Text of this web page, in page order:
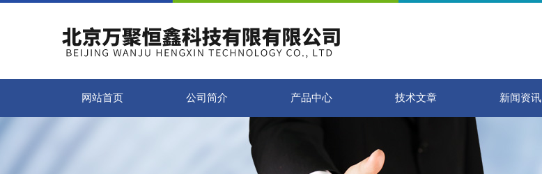
网站首页 公司简介 产品中心 技术文章 新闻资讯